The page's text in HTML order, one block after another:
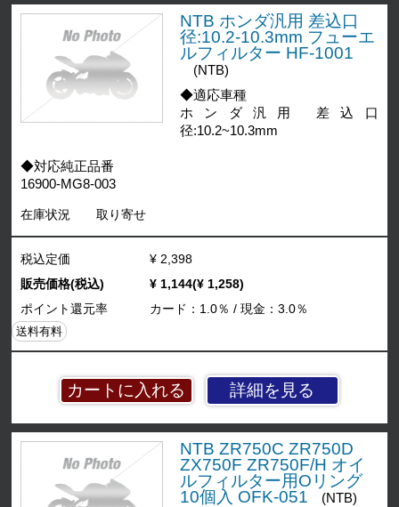
NTB ホンダ汎用 差込口
径:10.2-10.3mm フューエ
ルフィルター HF-1001
(NTB)
◆適応車種
ホンダ汎用 差込口
径:10.2~10.3mm
◆対応純正品番
16900-MG8-003
在庫状況 取り寄せ
詳細を見る
税込定価
¥ 2,398
販売価格(税込)
¥ 1,144(¥ 1,258)
ポイント還元率
カード：1.0％ / 現金：3.0％
送料有料
NTB ZR750C ZR750D
ZX750F ZR750F/H オイ
ルフィルター用Oリング
10個入 OFK-051
(NTB)